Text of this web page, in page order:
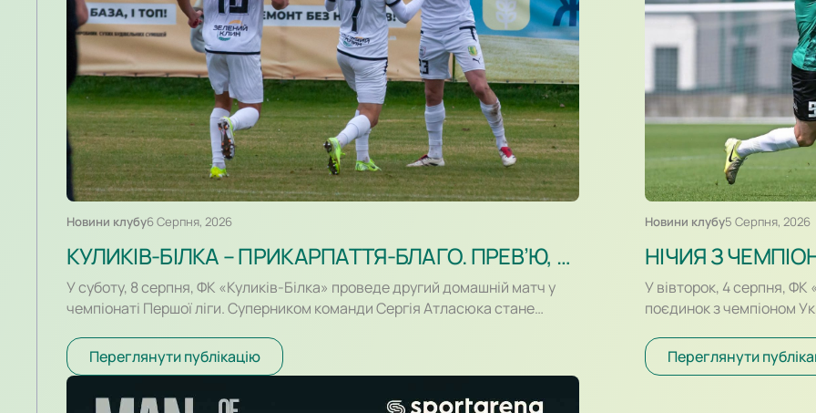
Новини клубу6 Серпня, 2026
КУЛИКІВ-БІЛКА – ПРИКАРПАТТЯ-БЛАГО. ПРЕВ’Ю, ВІДЕОТРАНСЛЯЦІЯ
У суботу, 8 серпня, ФК «Куликів-Білка» проведе другий домашній матч у
чемпіонаті Першої ліги. Суперником команди Сергія Атласюка стане
розпочнеться о 16:30. Для суперників це буде перша офіційна зустріч в
історії. Раніше команди перетиналися лише у контрольних матчах. Старт
Переглянути публікацію
Новини клубу5 Серпня, 2026
НІЧИЯ З
У вівторок, 4 серпня, ФК
поєдинок з чемпіоном
за переваги гравців
загрожували воротам.
Переглянути